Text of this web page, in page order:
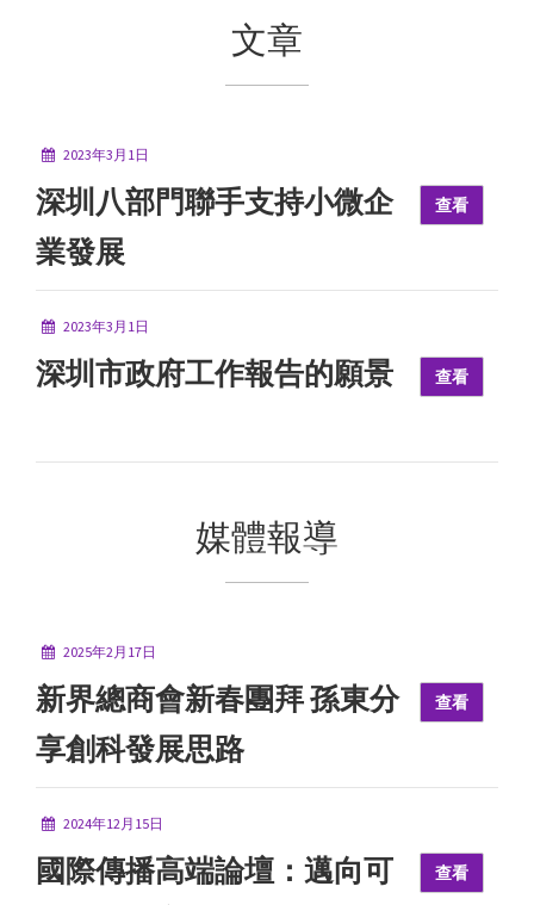
文章
2023年3月1日
深圳八部門聯手支持小微企
業發展
查看
2023年3月1日
深圳市政府工作報告的願景 查看
媒體報導
2025年2月17日
新界總商會新春團拜 孫東分
享創科發展思路
查看
2024年12月15日
國際傳播高端論壇：邁向可
查看